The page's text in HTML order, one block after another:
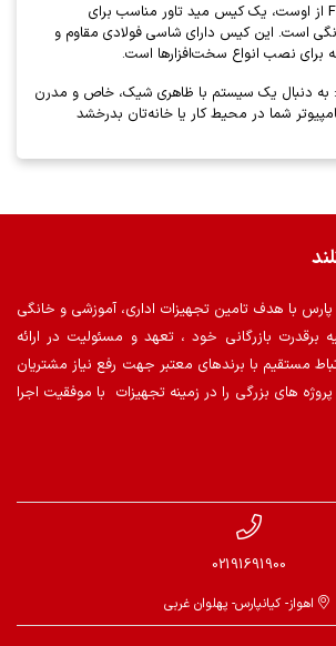
کیس کامپیوتر Famour از اوست، یک کیس مید تاور مناسب برای
است. این کیس دارای شاسی فولادی مقاوم و
به دنبال یک سیستم با ظاهری شیک، خاص و مدرن
شما در محیط کار یا خانه‌تان بدرخشد
با هدف تامین تجهیزات اداری، آموزشی و خانگی
برقدرت بازرگانی خود ، تعهد و مسئولیت در ارائه
مستقیم با برندهای معتبر جهت رفع نیاز مشتریان
های بزرگی را در زمینه تجهیزات با موفقیت اجرا
02191691900
اهواز- کیانپارس- پهلوان غربی